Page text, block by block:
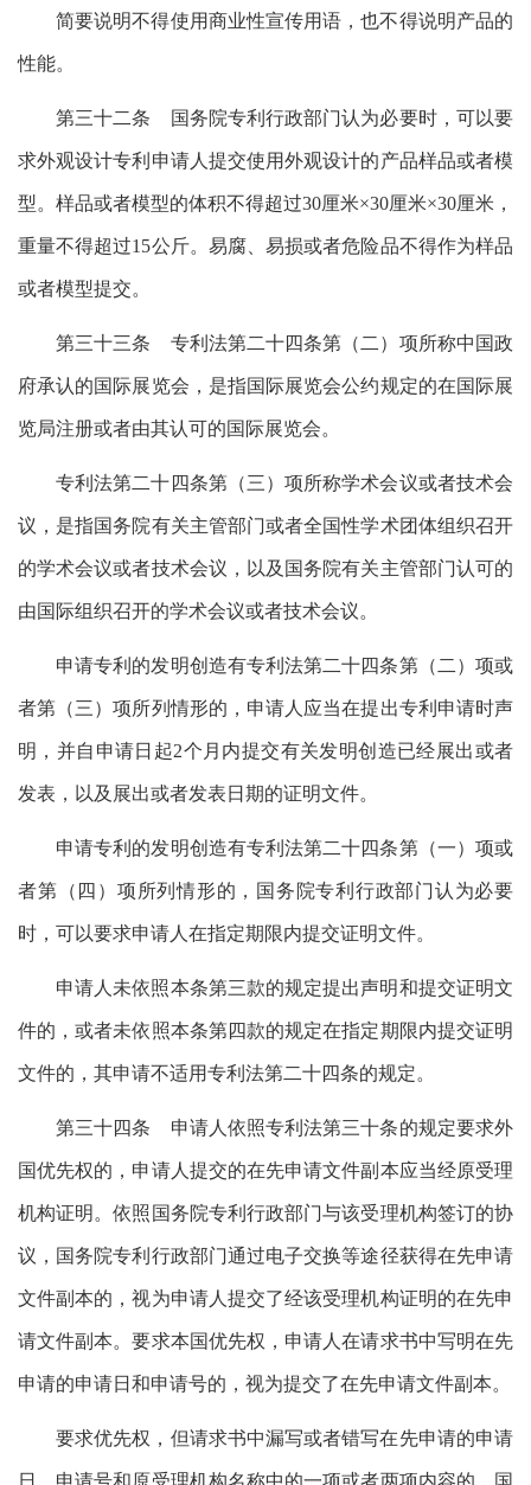
简要说明不得使用商业性宣传用语，也不得说明产品的
性能。
第三十二条 国务院专利行政部门认为必要时，可以要
求外观设计专利申请人提交使用外观设计的产品样品或者模
型。样品或者模型的体积不得超过30厘米×30厘米×30厘米，
重量不得超过15公斤。易腐、易损或者危险品不得作为样品
或者模型提交。
第三十三条 专利法第二十四条第（二）项所称中国政
府承认的国际展览会，是指国际展览会公约规定的在国际展
览局注册或者由其认可的国际展览会。
专利法第二十四条第（三）项所称学术会议或者技术会
议，是指国务院有关主管部门或者全国性学术团体组织召开
的学术会议或者技术会议，以及国务院有关主管部门认可的
由国际组织召开的学术会议或者技术会议。
申请专利的发明创造有专利法第二十四条第（二）项或
者第（三）项所列情形的，申请人应当在提出专利申请时声
明，并自申请日起2个月内提交有关发明创造已经展出或者
发表，以及展出或者发表日期的证明文件。
申请专利的发明创造有专利法第二十四条第（一）项或
者第（四）项所列情形的，国务院专利行政部门认为必要
时，可以要求申请人在指定期限内提交证明文件。
申请人未依照本条第三款的规定提出声明和提交证明文
件的，或者未依照本条第四款的规定在指定期限内提交证明
文件的，其申请不适用专利法第二十四条的规定。
第三十四条 申请人依照专利法第三十条的规定要求外
国优先权的，申请人提交的在先申请文件副本应当经原受理
机构证明。依照国务院专利行政部门与该受理机构签订的协
议，国务院专利行政部门通过电子交换等途径获得在先申请
文件副本的，视为申请人提交了经该受理机构证明的在先申
请文件副本。要求本国优先权，申请人在请求书中写明在先
申请的申请日和申请号的，视为提交了在先申请文件副本。
要求优先权，但请求书中漏写或者错写在先申请的申请
日、申请号和原受理机构名称中的一项或者两项内容的，国